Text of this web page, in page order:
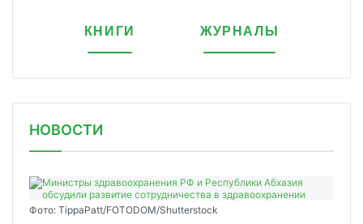
КНИГИ ЖУРНАЛЫ
НОВОСТИ
Фото: TippaPatt/FOTODOM/Shutterstock